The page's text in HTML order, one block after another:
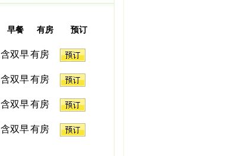
早餐 有房 预订
含双早有房
含双早有房
含双早有房
含双早有房